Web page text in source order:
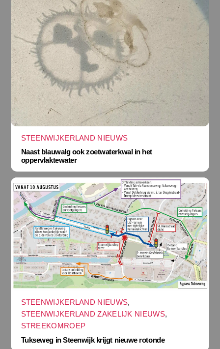
STEENWIJKERLAND NIEUWS
Naast blauwalg ook zoetwaterkwal in het
oppervlaktewater
STEENWIJKERLAND NIEUWS,
STEENWIJKERLAND ZAKELIJK NIEUWS,
STREEKOMROEP
Tukseweg in Steenwijk krijgt nieuwe rotonde